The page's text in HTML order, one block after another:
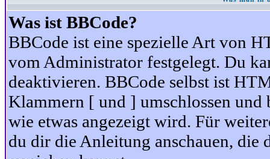
Was ist BBCode?
BBCode ist eine spezielle Art von
vom Administrator festgelegt. Du
deaktivieren. BBCode selbst ist
Klammern [ und ] umschlossen
wie etwas angezeigt wird. Für
du dir die Anleitung anschauen, die